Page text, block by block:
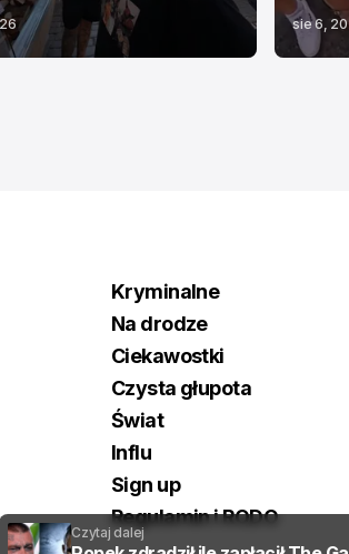
Czytaj dalej
sie 6,
Kryminalne
Na drodze
Ciekawostki
Czysta głupota
Świat
Influ
Sign up
Regulamin i RODO